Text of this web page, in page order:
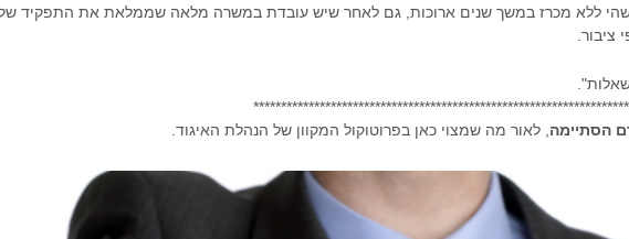
ללא מכרז במשך שנים ארוכות, גם לאחר שיש עובדת במשרה מלאה שממלאת את התפקיד
ציבור.
הסתיימה , לאור מה שמצוי כאן בפרוטוקול המקוון של הנהלת האיגוד.